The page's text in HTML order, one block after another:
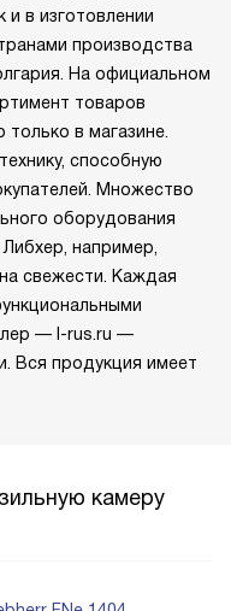
в изготовлении
производства
На официальном
товаров
в магазине.
способную
Множество
оборудования
например,
свежести. Каждая
— l-rus.ru —
Вся продукция имеет
камеру